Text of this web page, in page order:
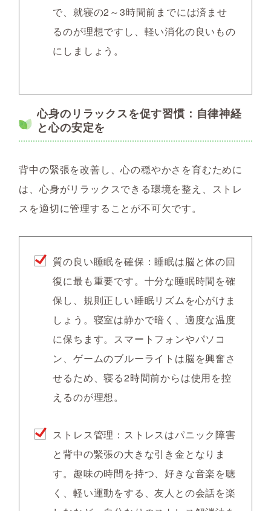
で、就寝の2～3時間前までには済ませ
るのが理想ですし、軽い消化の良いもの
にしましょう。
心身のリラックスを促す習慣：自律神経
と心の安定を
背中の緊張を改善し、心の穏やかさを育むために
は、心身がリラックスできる環境を整え、ストレ
スを適切に管理することが不可欠です。
質の良い睡眠を確保：睡眠は脳と体の回
復に最も重要です。十分な睡眠時間を確
保し、規則正しい睡眠リズムを心がけま
しょう。寝室は静かで暗く、適度な温度
に保ちます。スマートフォンやパソコ
ン、ゲームのブルーライトは脳を興奮さ
せるため、寝る2時間前からは使用を控
えるのが理想。
ストレス管理：ストレスはパニック障害
と背中の緊張の大きな引き金となりま
す。趣味の時間を持つ、好きな音楽を聴
く、軽い運動をする、友人との会話を楽